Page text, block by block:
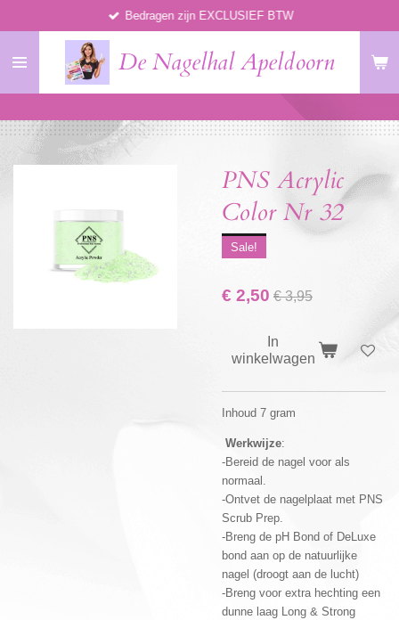
naar
hoofdinhoud
De Nagelhal Apeldoorn
Bedragen zijn EXCLUSIEF BTW
PNS Acrylic
Color Nr 32
Sale!
€ 2,50 € 3,95
In
winkelwagen
Inhoud 7 gram
Werkwijze:
-Bereid de nagel voor als
normaal.
-Ontvet de nagelplaat met PNS
Scrub Prep.
-Breng de pH Bond of DeLuxe
bond aan op de natuurlijke
nagel (droogt aan de lucht)
-Breng voor extra hechting een
dunne laag Long & Strong